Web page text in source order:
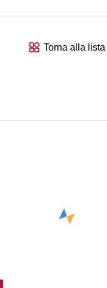
Torna alla lista